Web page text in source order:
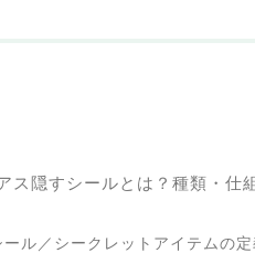
ス隠すシールとは？種類・仕
ール／シークレットアイテムの定